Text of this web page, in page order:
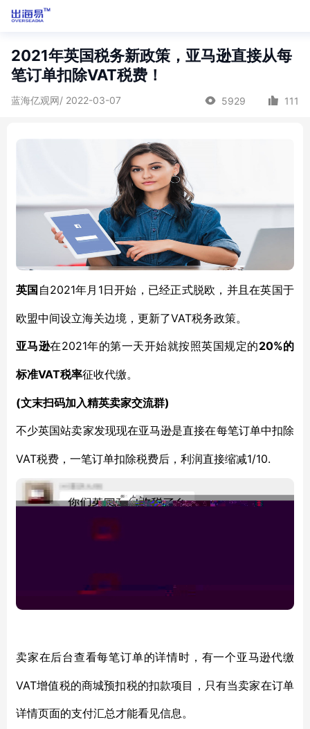
2021年英国税务新政策，亚马逊直接从每
笔订单扣除VAT税费！
蓝海亿观网/ 2022-03-07 5929 111
英国 自2021年月1日开始，已经正式脱欧，并且在英国于
欧盟中间设立海关边境，更新了VAT税务政策。
亚马逊在2021年的第一天开始就按照英国规定的20%的
标准VAT税率征收代缴。
(文末扫码加入精英卖家交流群)
不少英国站卖家发现现在亚马逊是直接在每笔订单中扣除
VAT税费，一笔订单扣除税费后，利润直接缩减1/10.
卖家在后台查看每笔订单的详情时，有一个亚马逊代缴
VAT增值税的商城预扣税的扣款项目，只有当卖家在订单
详情页面的支付汇总才能看见信息。